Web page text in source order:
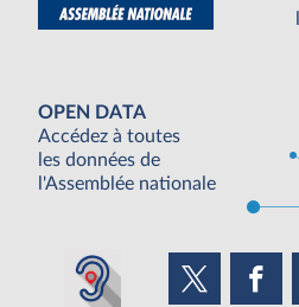
OPEN DATA
Accédez à toutes
les données de
l'Assemblée nationale